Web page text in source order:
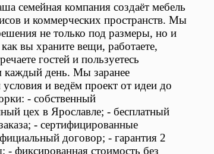
семейная компания создаёт мебель
и коммерческих пространств. Мы
не только под размеры, но и
вы храните вещи, работаете,
гостей и пользуетесь
каждый день. Мы заранее
условия и ведём проект от идеи до
- собственный
цех в Ярославле; - бесплатный
- сертифицированные
договор; - гарантия 2
- фиксированная стоимость без